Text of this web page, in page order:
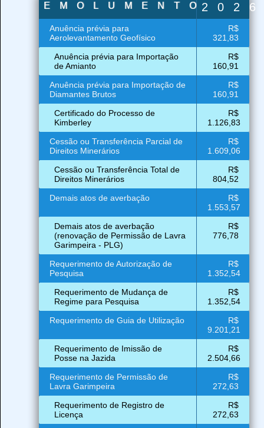
EMOLUMENTOS
Anuência prévia para
Aerolevantamento Geofísico
R$
321,83
Anuência prévia para Importação
de Amianto
R$
160,91
Anuência prévia para Importação de
Diamantes Brutos
R$
160,91
Certificado do Processo de
Kimberley
R$
1.126,83
Cessão ou Transferência Parcial de
Direitos Minerários
R$
1.609,06
Cessão ou Transferência Total de
Direitos Minerários
R$
804,52
Demais atos de averbação
R$
1.553,57
Demais atos de averbação
(renovação de Permissão de Lavra
Garimpeira - PLG)
R$
776,78
Requerimento de Autorização de
Pesquisa
R$
1.352,54
Requerimento de Mudança de
Regime para Pesquisa
R$
1.352,54
Requerimento de Guia de Utilização
R$
9.201,21
Requerimento de Imissão de
Posse na Jazida
R$
2.504,66
Requerimento de Permissão de
Lavra Garimpeira
R$
272,63
Requerimento de Registro de
Licença
R$
272,63